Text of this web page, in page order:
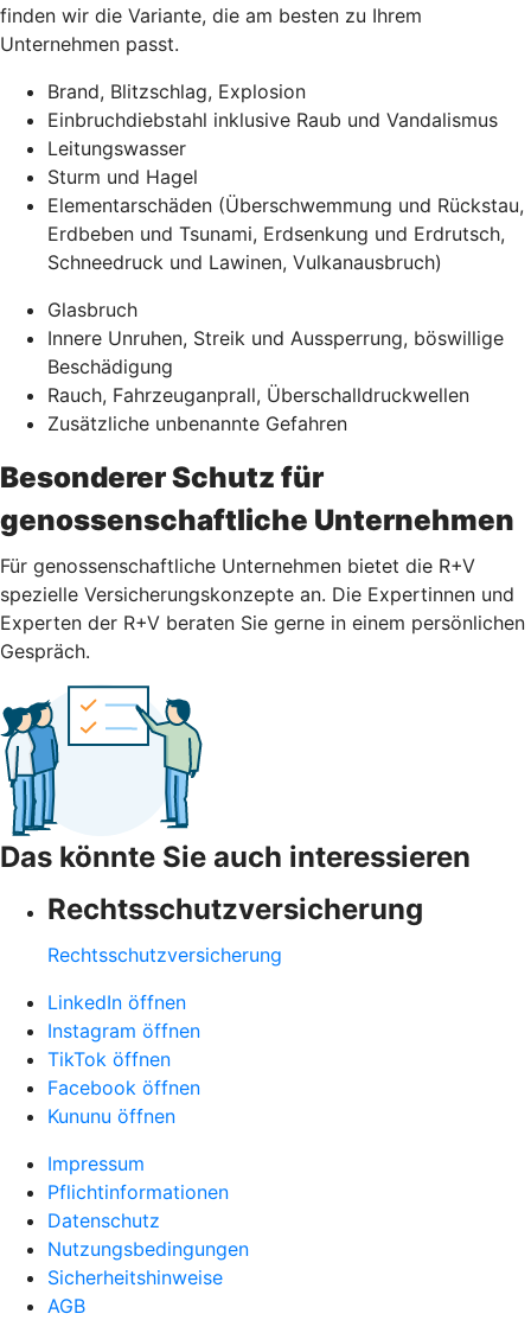
finden wir die Variante, die am besten zu Ihrem
Unternehmen passt.
Brand, Blitzschlag, Explosion
Einbruchdiebstahl inklusive Raub und Vandalismus
Leitungswasser
Sturm und Hagel
Elementarschäden (Überschwemmung und Rückstau,
Erdbeben und Tsunami, Erdsenkung und Erdrutsch,
Schneedruck und Lawinen, Vulkanausbruch)
Glasbruch
Innere Unruhen, Streik und Aussperrung, böswillige
Beschädigung
Rauch, Fahrzeuganprall, Überschalldruckwellen
Zusätzliche unbenannte Gefahren
Besonderer Schutz für
genossenschaftliche Unternehmen
Für genossenschaftliche Unternehmen bietet die R+V
spezielle Versicherungskonzepte an. Die Expertinnen und
Experten der R+V beraten Sie gerne in einem persönlichen
Gespräch.
Das könnte Sie auch interessieren
Rechtsschutzversicherung
Rechtsschutzversicherung
LinkedIn öffnen
Instagram öffnen
TikTok öffnen
Facebook öffnen
Kununu öffnen
Impressum
Pflichtinformationen
Datenschutz
Nutzungsbedingungen
Sicherheitshinweise
AGB